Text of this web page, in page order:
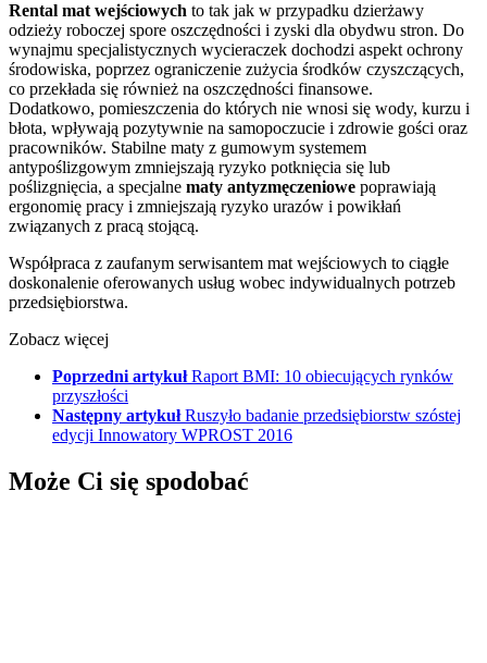
Rental mat wejściowych to tak jak w przypadku dzierżawy
odzieży roboczej spore oszczędności i zyski dla obydwu stron. Do
wynajmu specjalistycznych wycieraczek dochodzi aspekt ochrony
środowiska, poprzez ograniczenie zużycia środków czyszczących,
co przekłada się również na oszczędności finansowe.
Dodatkowo, pomieszczenia do których nie wnosi się wody, kurzu i
błota, wpływają pozytywnie na samopoczucie i zdrowie gości oraz
pracowników. Stabilne maty z gumowym systemem
antypoślizgowym zmniejszają ryzyko potknięcia się lub
poślizgnięcia, a specjalne maty antyzmęczeniowe poprawiają
ergonomię pracy i zmniejszają ryzyko urazów i powikłań
związanych z pracą stojącą.
Współpraca z zaufanym serwisantem mat wejściowych to ciągłe
doskonalenie oferowanych usług wobec indywidualnych potrzeb
przedsiębiorstwa.
Zobacz więcej
Poprzedni artykuł Raport BMI: 10 obiecujących rynków
przyszłości
Następny artykuł Ruszyło badanie przedsiębiorstw szóstej
edycji Innowatory WPROST 2016
Może Ci się spodobać